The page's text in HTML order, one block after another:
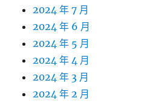
2024 年 7 月
2024 年 6 月
2024 年 5 月
2024 年 4 月
2024 年 3 月
2024 年 2 月